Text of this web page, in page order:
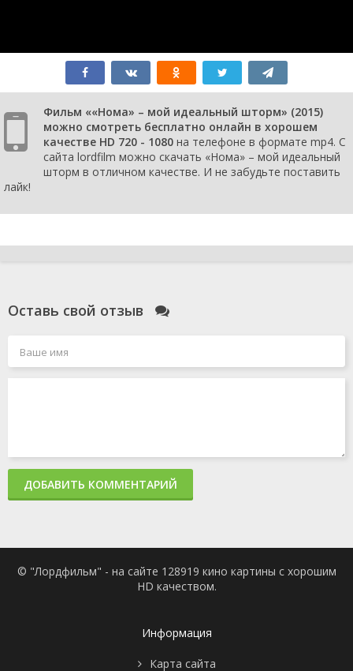
Фильм ««Нома» – мой идеальный шторм» (2015)
можно смотреть бесплатно онлайн в хорошем
качестве HD 720 - 1080 на телефоне в формате mp4. С
сайта lordfilm можно скачать «Нома» – мой идеальный
шторм в отличном качестве. И не забудьте поставить
лайк!
Оставь свой отзыв
ДОБАВИТЬ КОММЕНТАРИЙ
© "Лордфильм" - на сайте 128919 кино картины с хорошим
HD качеством.
Информация
Карта сайта